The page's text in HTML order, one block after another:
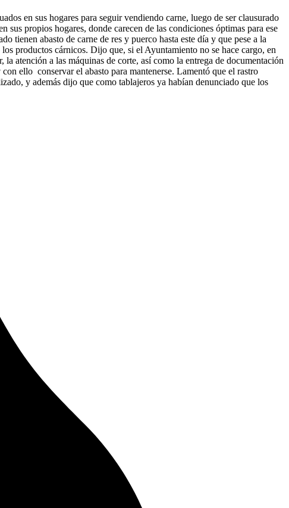
en sus hogares para seguir vendiendo carne, luego de ser clausurado
propios hogares, donde carecen de las condiciones óptimas para ese
tienen abasto de carne de res y puerco hasta este día y que pese a la
productos cárnicos. Dijo que, si el Ayuntamiento no se hace cargo, en
atención a las máquinas de corte, así como la entrega de documentación
ello conservar el abasto para mantenerse. Lamentó que el rastro
y además dijo que como tablajeros ya habían denunciado que los